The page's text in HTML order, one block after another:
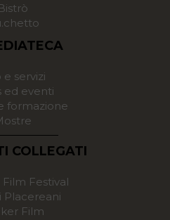
e servizi
ed eventi
formazione
COLLEGATI
Film Festival
Placereani
Film